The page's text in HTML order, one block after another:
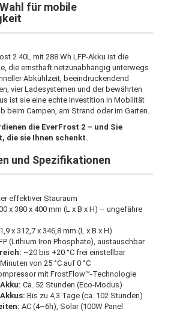
für mobile
2 40L mit 288 Wh LFP-Akku ist die
die ernsthaft netzunabhängig unterwegs
Abkühlzeit, beeindruckendend
vier Ladesystemen und der bewährten
ist sie eine echte Investition in Mobilität
beim Campen, am Strand oder im Garten.
die EverFrost 2 – und Sie
die sie Ihnen schenkt.
und Spezifikationen
effektiver Stauraum
x 380 x 400 mm (L x B x H) – ungefähre
x 312,7 x 346,8 mm (L x B x H)
(Lithium Iron Phosphate), austauschbar
–20 bis +20 °C frei einstellbar
von 25 °C auf 0 °C
mit FrostFlow™-Technologie
Ca. 52 Stunden (Eco-Modus)
Bis zu 4,3 Tage (ca. 102 Stunden)
AC (4–6h), Solar (100W Panel